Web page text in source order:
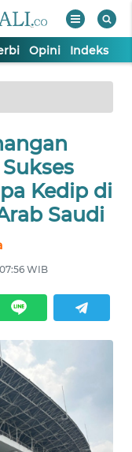
Opini Indeks
Kedip di
Saudi
WIB